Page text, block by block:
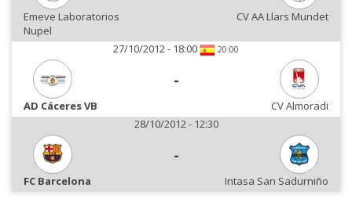
Emeve Laboratorios
Nupel
CV AA Llars Mundet
27/10/2012 - 18:00 20:00
-
AD Cáceres VB
CV Almoradi
28/10/2012 - 12:30
-
FC Barcelona Intasa San Sadurniño